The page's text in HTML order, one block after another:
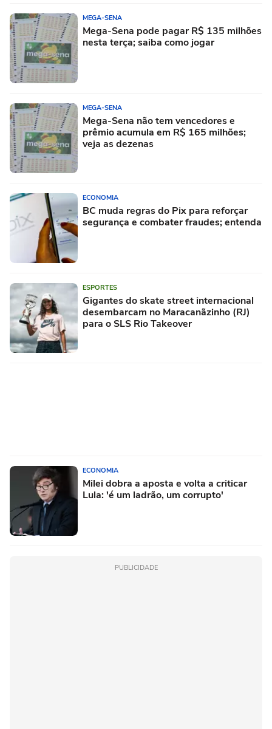
MEGA-SENA
Mega-Sena pode pagar R$ 135 milhões
nesta terça; saiba como jogar
MEGA-SENA
Mega-Sena não tem vencedores e
prêmio acumula em R$ 165 milhões;
veja as dezenas
ECONOMIA
BC muda regras do Pix para reforçar
segurança e combater fraudes; entenda
ESPORTES
Gigantes do skate street internacional
desembarcam no Maracanãzinho (RJ)
para o SLS Rio Takeover
ECONOMIA
Milei dobra a aposta e volta a criticar
Lula: 'é um ladrão, um corrupto'
PUBLICIDADE